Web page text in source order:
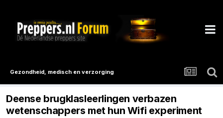
Gezondheid, medisch en verzorging
Deense brugklasleerlingen verbazen
wetenschappers met hun Wifi experiment